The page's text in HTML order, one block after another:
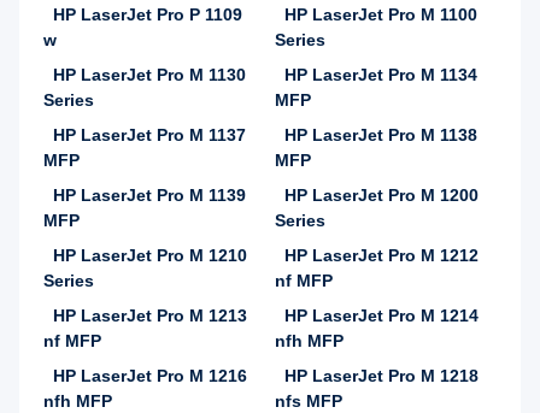
HP LaserJet Pro P 1109
w
HP LaserJet Pro M 1100
Series
HP LaserJet Pro M 1130
Series
HP LaserJet Pro M 1134
MFP
HP LaserJet Pro M 1137
MFP
HP LaserJet Pro M 1138
MFP
HP LaserJet Pro M 1139
MFP
HP LaserJet Pro M 1200
Series
HP LaserJet Pro M 1210
Series
HP LaserJet Pro M 1212
nf MFP
HP LaserJet Pro M 1213
nf MFP
HP LaserJet Pro M 1214
nfh MFP
HP LaserJet Pro M 1216
nfh MFP
HP LaserJet Pro M 1218
nfs MFP